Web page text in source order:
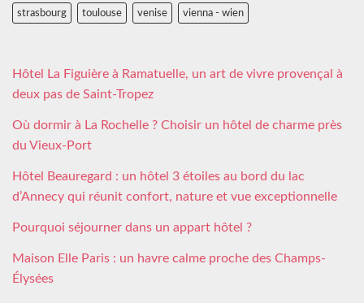
strasbourg toulouse venise vienna - wien
Hôtel La Figuière à Ramatuelle, un art de vivre provençal à
deux pas de Saint-Tropez
Où dormir à La Rochelle ? Choisir un hôtel de charme près
du Vieux-Port
Hôtel Beauregard : un hôtel 3 étoiles au bord du lac
d’Annecy qui réunit confort, nature et vue exceptionnelle
Pourquoi séjourner dans un appart hôtel ?
Maison Elle Paris : un havre calme proche des Champs-
Élysées